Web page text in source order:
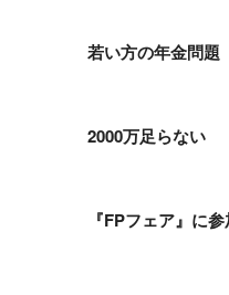
若い方の年金問題
2000万足らない
『FPフェア』に